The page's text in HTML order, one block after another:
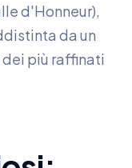
d'Honneur),
da un
più raffinati